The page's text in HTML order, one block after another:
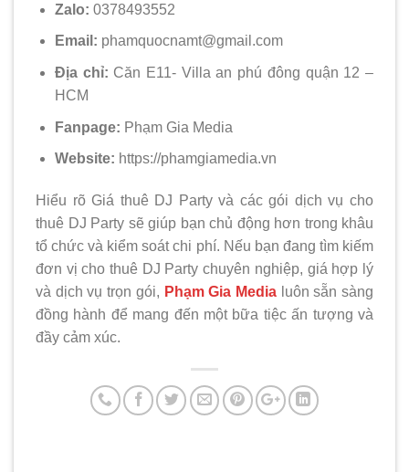
Zalo: 0378493552
Email: phamquocnamt@gmail.com
Địa chỉ: Căn E11- Villa an phú đông quận 12 –
HCM
Fanpage: Phạm Gia Media
Website: https://phamgiamedia.vn
Hiểu rõ Giá thuê DJ Party và các gói dịch vụ cho
thuê DJ Party sẽ giúp bạn chủ động hơn trong khâu
tổ chức và kiểm soát chi phí. Nếu bạn đang tìm kiếm
đơn vị cho thuê DJ Party chuyên nghiệp, giá hợp lý
và dịch vụ trọn gói, Phạm Gia Medialuôn sẵn sàng
đồng hành để mang đến một bữa tiệc ấn tượng và
đầy cảm xúc.